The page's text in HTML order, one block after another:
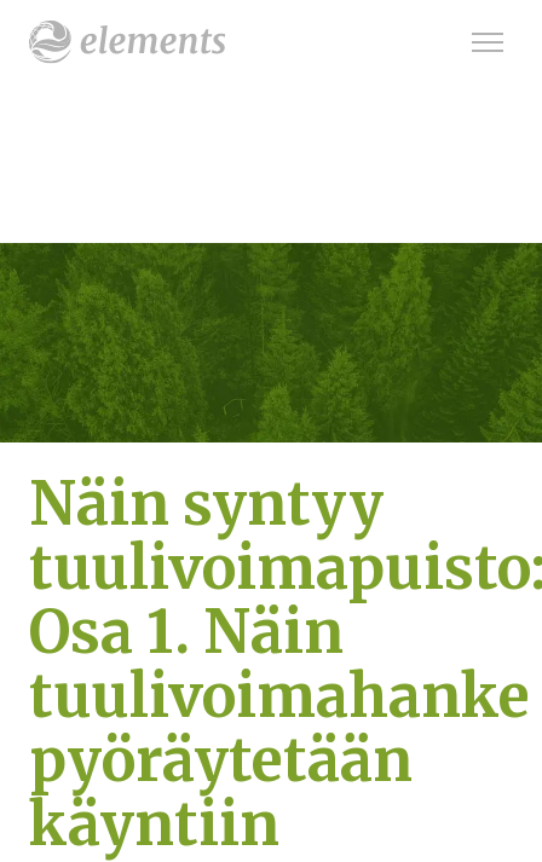
Näin syntyy
Osa 1. Näin
tuulivoimahanke
pyöräytetään
käyntiin